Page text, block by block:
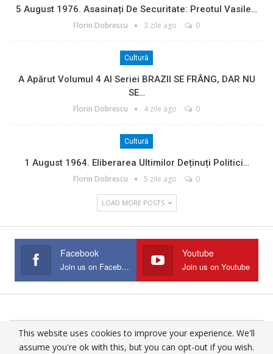
5 August 1976. Asasinați De Securitate: Preotul Vasile…
Florin Dobrescu 3 zile ago 0
Cultură
A Apărut Volumul 4 Al Seriei BRAZII SE FRÂNG, DAR NU
SE…
Florin Dobrescu 4 zile ago 0
Cultură
1 August 1964. Eliberarea Ultimilor Deținuți Politici…
Florin Dobrescu 5 zile ago 0
LOAD MORE POSTS
Facebook
Join us on Facebook
Youtube
Join us on Youtube
© 2025 - All Rights Reserved.
This website uses cookies to improve your experience. We'll
assume you're ok with this, but you can opt-out if you wish.